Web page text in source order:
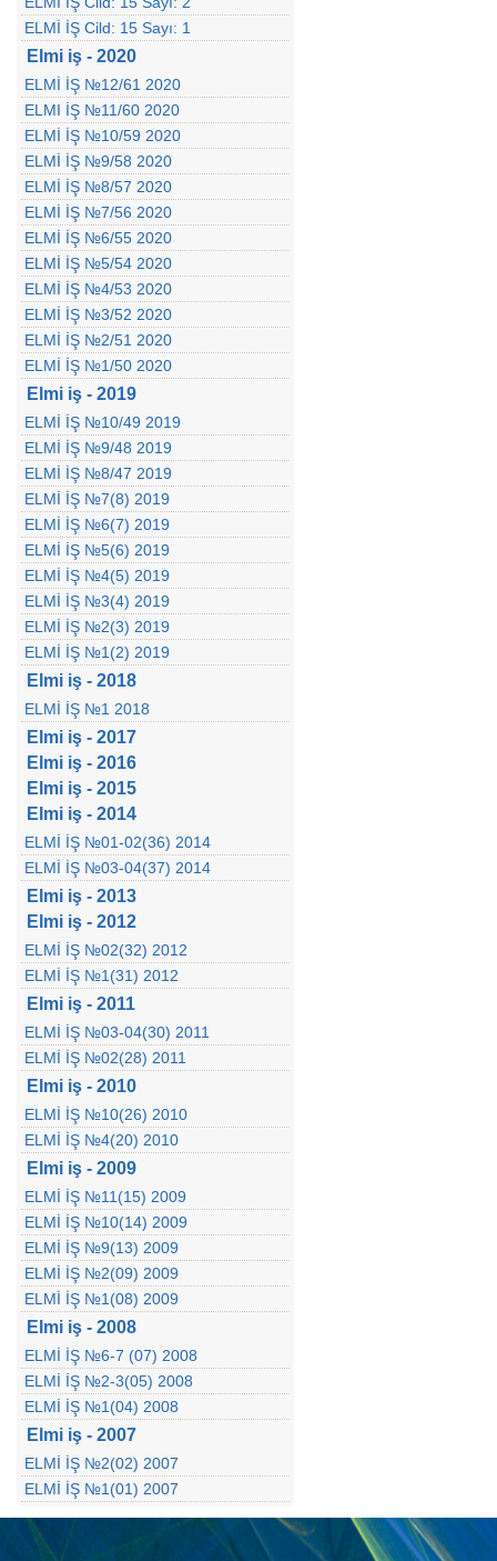
ELMİ İŞ Cild: 15 Sayı: 1
Elmi iş - 2020
ELMİ İŞ №12/61 2020
ELMI İŞ №11/60 2020
ELMİ İŞ №10/59 2020
ELMİ İŞ №9/58 2020
ELMİ İŞ №8/57 2020
ELMİ İŞ №7/56 2020
ELMİ İŞ №6/55 2020
ELMİ İŞ №5/54 2020
ELMİ İŞ №4/53 2020
ELMİ İŞ №3/52 2020
ELMİ İŞ №2/51 2020
ELMİ İŞ №1/50 2020
Elmi iş - 2019
ELMİ İŞ №10/49 2019
ELMİ İŞ №9/48 2019
ELMİ İŞ №8/47 2019
ELMİ İŞ №7(8) 2019
ELMİ İŞ №6(7) 2019
ELMİ İŞ №5(6) 2019
ELMİ İŞ №4(5) 2019
ELMİ İŞ №3(4) 2019
ELMİ İŞ №2(3) 2019
ELMİ İŞ №1(2) 2019
Elmi iş - 2018
ELMİ İŞ №1 2018
Elmi iş - 2017
Elmi iş - 2016
Elmi iş - 2015
Elmi iş - 2014
ELMİ İŞ №01-02(36) 2014
ELMİ İŞ №03-04(37) 2014
Elmi iş - 2013
Elmi iş - 2012
ELMİ İŞ №02(32) 2012
ELMİ İŞ №1(31) 2012
Elmi iş - 2011
ELMİ İŞ №03-04(30) 2011
ELMİ İŞ №02(28) 2011
Elmi iş - 2010
ELMİ İŞ №10(26) 2010
ELMİ İŞ №4(20) 2010
Elmi iş - 2009
ELMİ İŞ №11(15) 2009
ELMİ İŞ №10(14) 2009
ELMİ İŞ №9(13) 2009
ELMİ İŞ №2(09) 2009
ELMİ İŞ №1(08) 2009
Elmi iş - 2008
ELMİ İŞ №6-7 (07) 2008
ELMİ İŞ №2-3(05) 2008
ELMİ İŞ №1(04) 2008
Elmi iş - 2007
ELMİ İŞ №2(02) 2007
ELMİ İŞ №1(01) 2007